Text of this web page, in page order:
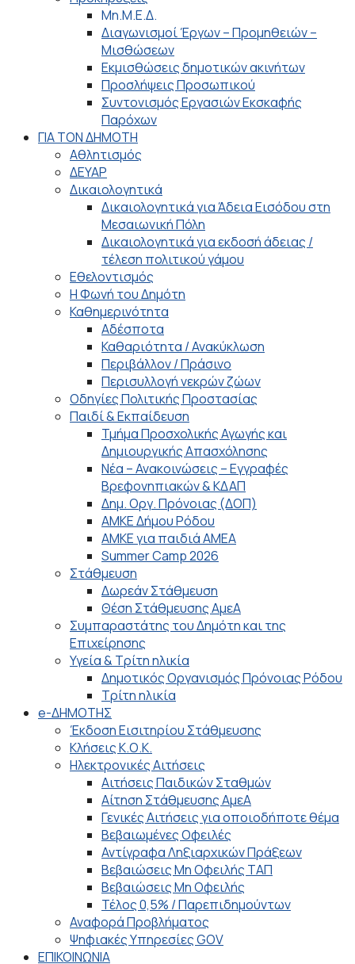
Μη.Μ.Ε.Δ.
Διαγωνισμοί Έργων – Προμηθειών –
Μισθώσεων
Εκμισθώσεις δημοτικών ακινήτων
Προσλήψεις Προσωπικού
Συντονισμός Εργασιών Εκσκαφής
Παρόχων
ΓΙΑ ΤΟΝ ΔΗΜΟΤΗ
Αθλητισμός
ΔΕΥΑΡ
Δικαιολογητικά
Δικαιολογητικά για Άδεια Εισόδου στη
Μεσαιωνική Πόλη
Δικαιολογητικά για εκδοσή άδειας /
τέλεση πολιτικού γάμου
Εθελοντισμός
Η Φωνή του Δημότη
Καθημερινότητα
Αδέσποτα
Καθαριότητα / Ανακύκλωση
Περιβάλλον / Πράσινο
Περισυλλογή νεκρών ζώων
Οδηγίες Πολιτικής Προστασίας
Παιδί & Εκπαίδευση
Τμήμα Προσχολικής Αγωγής και
Δημιουργικής Απασχόλησης
Νέα – Ανακοινώσεις – Εγγραφές
Βρεφονηπιακών & ΚΔΑΠ
Δημ. Οργ. Πρόνοιας (ΔΟΠ)
ΑΜΚΕ Δήμου Ρόδου
ΑΜΚΕ για παιδιά ΑΜΕΑ
Summer Camp 2026
Στάθμευση
Δωρεάν Στάθμευση
Θέση Στάθμευσης ΑμεΑ
Συμπαραστάτης του Δημότη και της
Επιχείρησης
Υγεία & Τρίτη ηλικία
Δημοτικός Οργανισμός Πρόνοιας Ρόδου
Τρίτη ηλικία
e-ΔΗΜΟΤΗΣ
Έκδοση Εισιτηρίου Στάθμευσης
Κλήσεις Κ.Ο.Κ.
Ηλεκτρονικές Αιτήσεις
Αιτήσεις Παιδικών Σταθμών
Αίτηση Στάθμευσης ΑμεΑ
Γενικές Αιτήσεις για οποιοδήποτε θέμα
Βεβαιωμένες Οφειλές
Αντίγραφα Ληξιαρχικών Πράξεων
Βεβαιώσεις Μη Οφειλής ΤΑΠ
Βεβαιώσεις Μη Οφειλής
Τέλος 0,5% / Παρεπιδημούντων
Αναφορά Προβλήματος
Ψηφιακές Υπηρεσίες GOV
ΕΠΙΚΟΙΝΩΝΙΑ